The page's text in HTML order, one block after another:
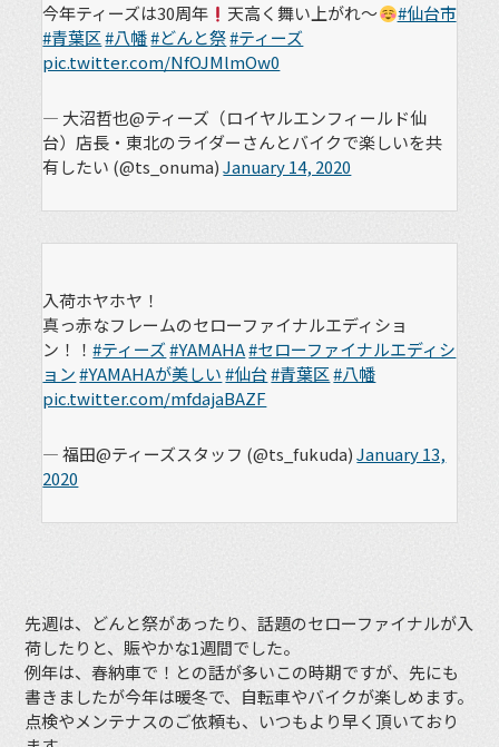
今年ティーズは30周年 天高く舞い上がれ～
#仙台市
#青葉区 #八幡#どんと祭#ティーズ
pic.twitter.com/NfOJMlmOw0
— 大沼哲也@ティーズ（ロイヤルエンフィールド仙
台）店長・東北のライダーさんとバイクで楽しいを共
有したい (@ts_onuma)January 14, 2020
入荷ホヤホヤ！
真っ赤なフレームのセローファイナルエディショ
ン！！#ティーズ#YAMAHA#セローファイナルエディシ
ョン #YAMAHAが美しい #仙台#青葉区#八幡
pic.twitter.com/mfdajaBAZF
— 福田@ティーズスタッフ (@ts_fukuda)January 13,
2020
先週は、どんと祭があったり、話題のセローファイナルが入
荷したりと、賑やかな1週間でした。
例年は、春納車で！との話が多いこの時期ですが、先にも
書きましたが今年は暖冬で、自転車やバイクが楽しめます。
点検やメンテナスのご依頼も、いつもより早く頂いており